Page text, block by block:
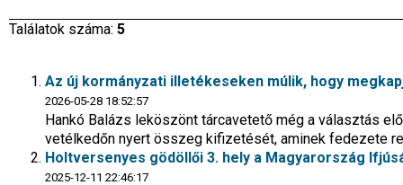
Találatok száma: 5
Az új kormányzati illetékeseken múlik, hogy
2026-05-28 18:52:57
Hankó Balázs leköszönt tárcavetető még a választás
vetélkedőn nyert összeg kifizetését, aminek fedezete
Holtversenyes gödöllői 3. hely a Magyarország
2025-12-11 22:46:17